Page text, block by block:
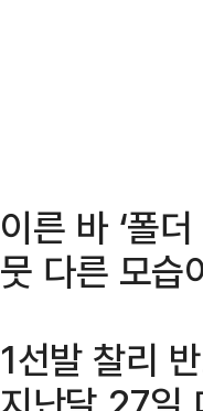
이른 바 ‘폴
뭇 다른 모습
1선발 찰리